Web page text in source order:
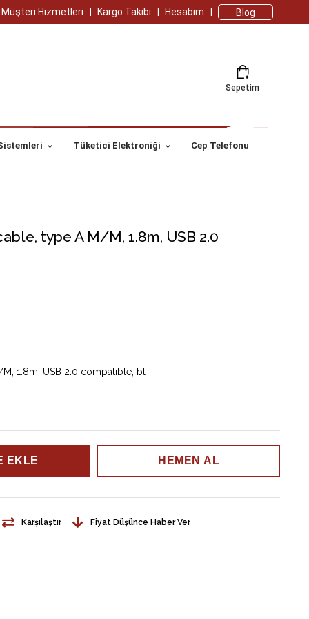
Müşteri Hizmetleri Kargo Takibi Hesabım Blog
Sepetim
Tüketici Elektroniği Cep Telefonu
type A M/M, 1.8m, USB 2.0
1.8m, USB 2.0 compatible, bl
Karşılaştır Fiyat Düşünce Haber Ver